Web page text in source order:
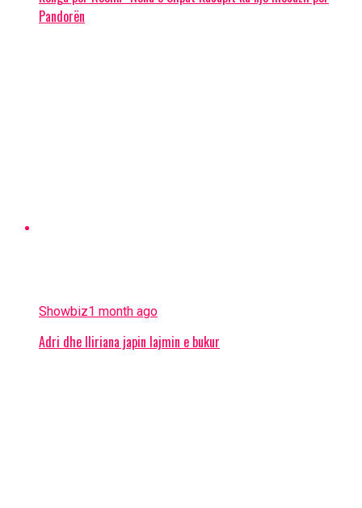
Pandorën
Showbiz1 month ago
Adri dhe Iliriana japin lajmin e bukur